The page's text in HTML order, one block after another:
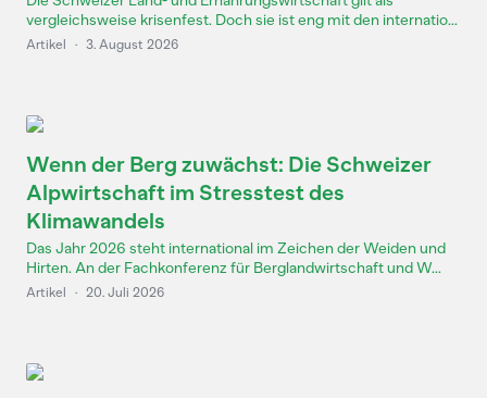
vergleichsweise krisenfest. Doch sie ist eng mit den internatio...
Artikel · 3. August 2026
Wenn der Berg zuwächst: Die Schweizer
Alpwirtschaft im Stresstest des
Klimawandels
Das Jahr 2026 steht international im Zeichen der Weiden und
Hirten. An der Fachkonferenz für Berglandwirtschaft und W...
Artikel · 20. Juli 2026